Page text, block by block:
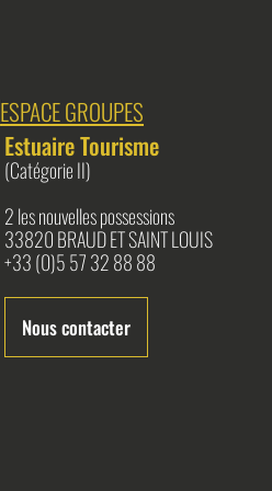
ESPACE GROUPES
Estuaire Tourisme
(Catégorie II)
2 les nouvelles possessions
33820 BRAUD ET SAINT LOUIS
+33 (0)5 57 32 88 88
Nous contacter